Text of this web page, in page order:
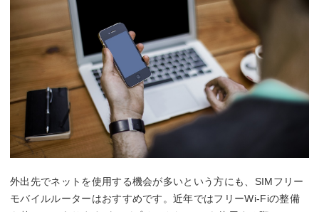
外出先でネットを使用する機会が多いという方にも、SIMフリー
モバイルルーターはおすすめです。近年ではフリーWi-Fiの整備